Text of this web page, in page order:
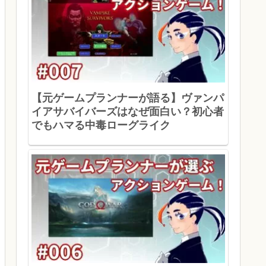
【元ゲームプランナーが語る】ヴァンパ
イアサバイバーズはなぜ面白い？初心者
でもハマる中毒ローグライク